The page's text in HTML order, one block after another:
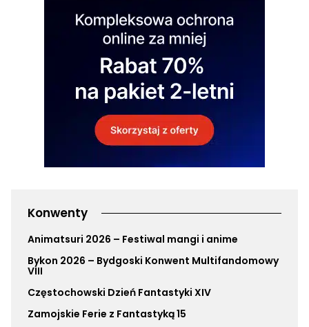
Konwenty
Animatsuri 2026 – Festiwal mangi i anime
Bykon 2026 – Bydgoski Konwent Multifandomowy
VIII
Częstochowski Dzień Fantastyki XIV
Zamojskie Ferie z Fantastyką 15